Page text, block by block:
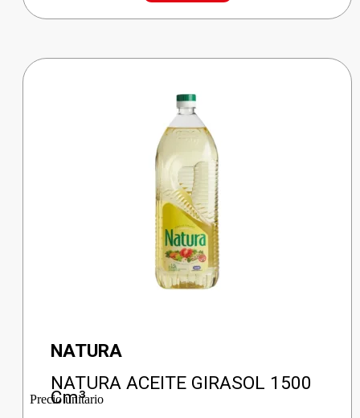
cantidad
NATURA
NATURA ACEITE GIRASOL 1500
Cm³
Precio unitario